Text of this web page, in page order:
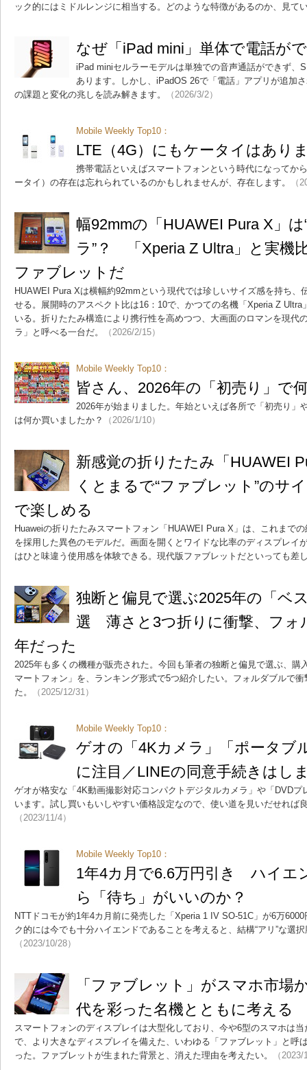
ック的にはミドルレンジに相当する。どのような特徴があるのか、見て
なぜ「iPad mini」単体で電話が
iPad miniセルラーモデルは単独での音声通話ができず、
あります。しかし、iPadOS 26で「電話」アプリが追加
の課題と変化の兆しを読み解きます。
（2026/3/2）
Mobile Weekly Top10：
LTE（4G）にもケータイはあり
携帯電話といえばスマートフォンという時代になってか
ータイ）の存在は忘れられているのかもしれませんが、存在します。
（
幅92mmの「HUAWEI Pura X」
ラ”？ 「Xperia Z Ultra」と実機
ファブレットだ
HUAWEI Pura Xは横幅約92mmという現代では珍しいサイズ感を持ち、
せる。展開時のアスペクト比は16：10で、かつての名機「Xperia Z
いる。折りたたみ構造により携行性を高めつつ、大画面のロマンを現代
ラ」と呼べる一台だ。
（2026/2/15）
Mobile Weekly Top10：
皆さん、2026年の「初売り」で
2026年が始まりました。年始といえば各所で「初売り」
は何か買いましたか？
（2026/1/10）
新感覚の折りたたみ「HUAWEI
くとまるで“ファブレット”のサ
で楽しめる
Huaweiの折りたたみスマートフォン「HUAWEI Pura X」は、これまで
を採用した異色のモデルだ。画面を開くとワイドな比率のディスプレイ
はひと味違う使用感を体験できる。現代版ファブレットだといっても差
独断と偏見で選ぶ2025年の「ベ
選 薄さと3つ折りに衝撃、フォ
年だった
2025年も多くの機種が販売された。今回も筆者の独断と偏見で選ぶ、購
マートフォン」を、ランキング形式で5つ紹介したい。フォルダブルで
た。
（2025/12/31）
Mobile Weekly Top10：
ゲオの「4Kカメラ」「ポータブ
に注目／LINEの同意手続きはし
ゲオが格安な「4K動画撮影対応コンパクトデジタルカメラ」や「DVD
います。試し買いもいしやすい価格設定なので、使い道を見いだせれば
（2023/11/4）
Mobile Weekly Top10：
1年4カ月で6.6万円引き ハイエ
ら「待ち」がいいのか？
NTTドコモが約1年4カ月前に発売した「Xperia 1 IV SO-51C」が6万
ク的には今でも十分ハイエンドであることを考えると、結構“アリ”な選
（2023/10/28）
「ファブレット」がスマホ市
代を彩った名機とともに考える
スマートフォンのディスプレイは大型化しており、今や6型のスマホは
で、より大きなディスプレイを備えた、いわゆる「ファブレット」と呼
った。ファブレットが生まれた背景と、消えた理由を考えたい。
（